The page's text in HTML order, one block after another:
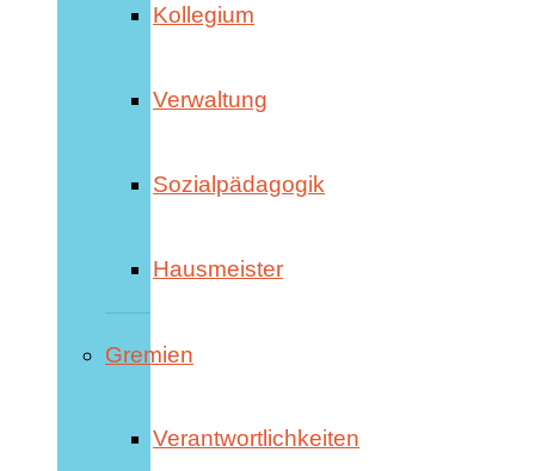
Kollegium
Verwaltung
Sozialpädagogik
Hausmeister
Gremien
Verantwortlichkeiten